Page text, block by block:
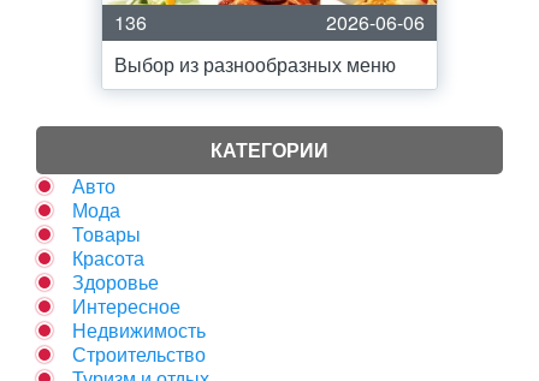
136
2026-06-06
Выбор из разнообразных меню
КАТЕГОРИИ
Авто
Мода
Товары
Красота
Здоровье
Интересное
Недвижимость
Строительство